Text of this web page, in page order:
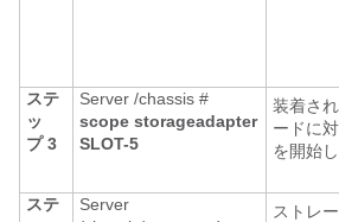
ステ
ッ
プ 3
Server /chassis #
scope storageadapter
SLOT-5
装着さ
ードに
を開始し
ステ
Server
ストレ